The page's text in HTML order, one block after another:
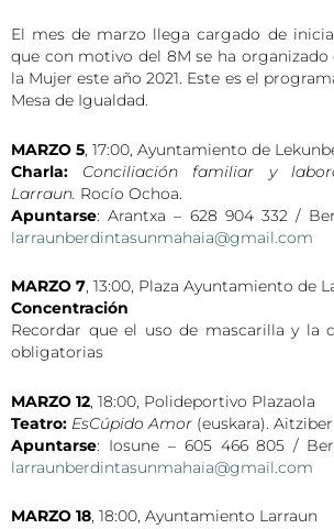
El mes de marzo llega cargado de
que con motivo del 8M se ha organizado
la Mujer este año 2021. Este es el
Mesa de Igualdad.
MARZO 5, 17:00, Ayuntamiento de
Charla:
Conciliación familiar y
Larraun. Rocío Ochoa.
Apuntarse: Arantxa – 628 904 332 /
larraunberdintasunmahaia@gmail.com
MARZO 7, 13:00, Plaza Ayuntamiento de
Concentración
Recordar que el uso de mascarilla y la
obligatorias
MARZO 12, 18:00, Polideportivo Plazaola
Teatro: EsCúpido Amor (euskara).
Apuntarse: Iosune – 605 466 805 /
larraunberdintasunmahaia@gmail.com
MARZO 18, 18:00, Ayuntamiento Larraun